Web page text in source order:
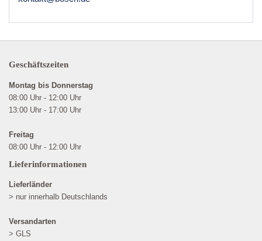
Geschäftszeiten
Montag bis Donnerstag
08:00 Uhr - 12:00 Uhr
13:00 Uhr - 17:00 Uhr
Freitag
08:00 Uhr - 12:00 Uhr
Lieferinformationen
Lieferländer
> nur innerhalb Deutschlands
Versandarten
> GLS